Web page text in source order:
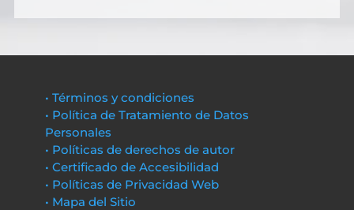
• Términos y condiciones
• Política de Tratamiento de Datos
Personales
• Políticas de derechos de autor
• Certificado de Accesibilidad
• Políticas de Privacidad Web
• Mapa del Sitio